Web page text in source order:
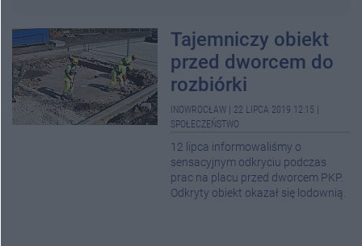
Tajemniczy obiekt
przed dworcem do
rozbiórki
INOWROCŁAW 22 LIPCA 2019 12:15
SPOŁECZEŃSTWO
12 lipca informowaliśmy o
sensacyjnym odkryciu podczas
prac na placu przed dworcem PKP.
Odkryty obiekt okazał się lodownią.